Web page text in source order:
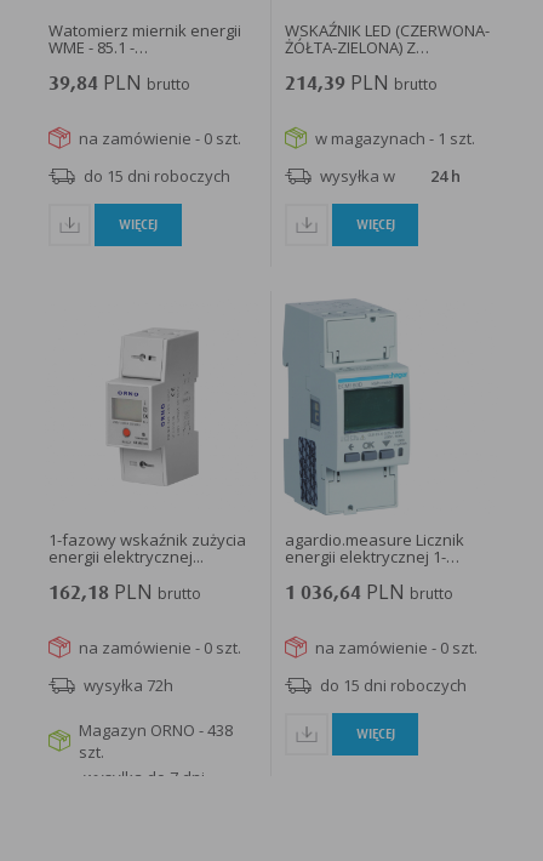
Watomierz miernik energii
WME - 85.1 -
39,84PLN brutto
na zamówienie - 0 szt.
do 15 dni roboczych
WIĘCEJ
WSKAŹNIK LED (CZERWONA-
ŻÓŁTA-ZIELONA) Z
214,39 PLN brutto
w magazynach - 1 szt.
wysyłka w
24 h
WIĘCEJ
1-fazowy wskaźnik zużycia
energii elektrycznej...
162,18PLN brutto
na zamówienie - 0 szt.
wysyłka 72h
Magazyn ORNO - 438
szt.
wysyłka do 7 dni
agardio.measure Licznik
energii elektrycznej 1-
fazowy...
1 036,64 PLN brutto
na zamówienie - 0 szt.
do 15 dni roboczych
WIĘCEJ